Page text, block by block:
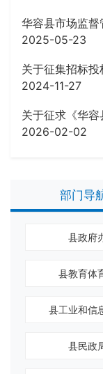
2025-05-23
关于征集招标
2024-11-27
2026-02-02
部门导
县政府
县教育体
县工业和信
县民政